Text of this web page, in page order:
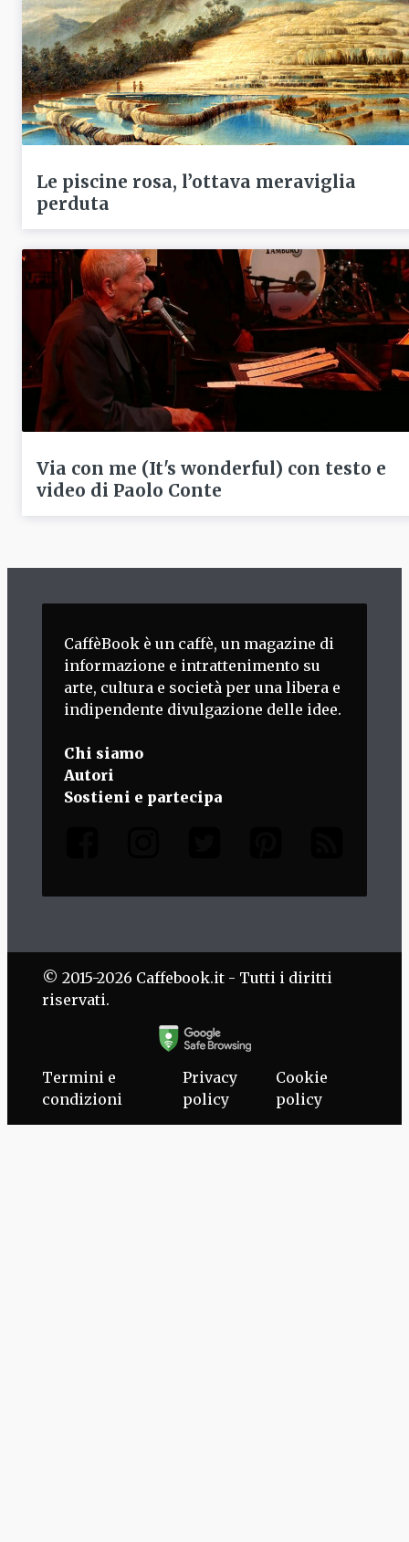
Le piscine rosa, l’ottava meraviglia
perduta
Via con me (It's wonderful) con testo e
video di Paolo Conte
CaffèBook è un caffè, un magazine di
informazione e intrattenimento su
arte, cultura e società per una libera e
indipendente divulgazione delle idee.
Chi siamo
Autori
Sostieni e partecipa
© 2015-2026 Caffebook.it - Tutti i diritti
riservati.
Termini e
condizioni
Privacy
policy
Cookie
policy